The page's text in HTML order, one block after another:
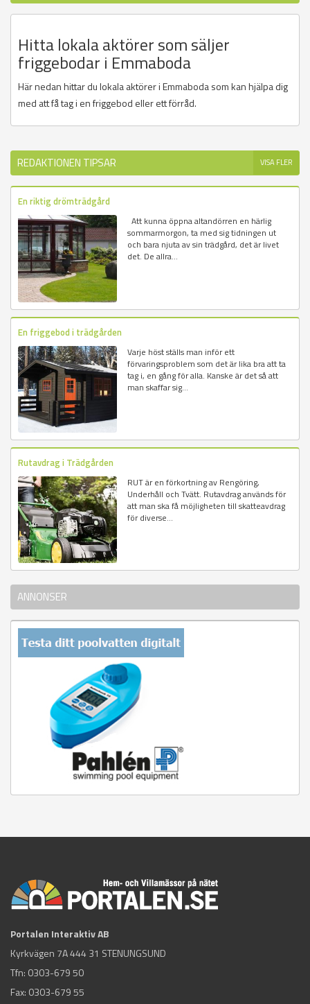
Hitta lokala aktörer som säljer
friggebodar i Emmaboda
Här nedan hittar du lokala aktörer i Emmaboda som kan hjälpa dig
med att få tag i en friggebod eller ett förråd.
REDAKTIONEN TIPSAR VISA FLER
En riktig drömträdgård
Att kunna öppna altandörren en härlig
sommarmorgon, ta med sig tidningen ut
och bara njuta av sin trädgård, det är livet
det. De allra...
En friggebod i trädgården
Varje höst ställs man inför ett
förvaringsproblem som det är lika bra att ta
tag i, en gång för alla. Kanske är det så att
man skaffar sig...
Rutavdrag i Trädgården
RUT är en förkortning av Rengöring,
Underhåll och Tvätt. Rutavdrag används för
att man ska få möjligheten till skatteavdrag
för diverse...
ANNONSER
Portalen Interaktiv AB
Kyrkvägen 7A 444 31 STENUNGSUND
Tfn: 0303-679 50
Fax: 0303-679 55